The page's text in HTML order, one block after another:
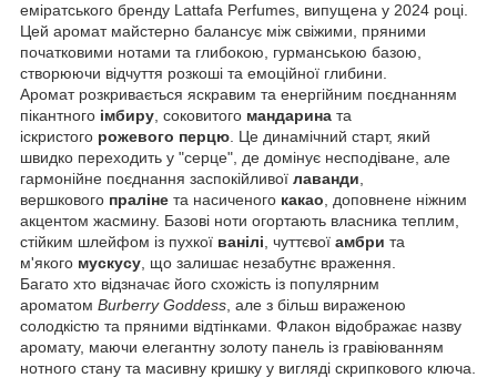
еміратського бренду Lattafa Perfumes, випущена у 2024 році.
Цей аромат майстерно балансує між свіжими, пряними
початковими нотами та глибокою, гурманською базою,
створюючи відчуття розкоші та емоційної глибини.
Аромат розкривається яскравим та енергійним поєднанням
пікантного імбиру, соковитого мандарина та
іскристого рожевого перцю. Це динамічний старт, який
швидко переходить у "серце", де домінує несподіване, але
гармонійне поєднання заспокійливої лаванди,
вершкового праліне та насиченого какао, доповнене ніжним
акцентом жасмину. Базові ноти огортають власника теплим,
стійким шлейфом із пухкої ванілі, чуттєвої амбри та
м'якого мускусу, що залишає незабутнє враження.
Багато хто відзначає його схожість із популярним
ароматом Burberry Goddess, але з більш вираженою
солодкістю та пряними відтінками. Флакон відображає назву
аромату, маючи елегантну золоту панель із гравіюванням
нотного стану та масивну кришку у вигляді скрипкового ключа.